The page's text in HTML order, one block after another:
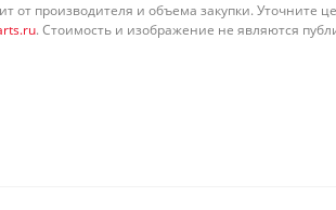
от производителя и объема закупки. Уточните
. Стоимость и изображение не являются